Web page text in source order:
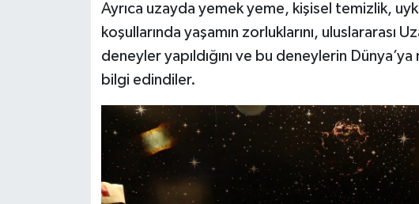
Ayrıca uzayda yemek yeme, kişisel temizlik,
koşullarında yaşamın zorluklarını, uluslararası
deneyler yapıldığını ve bu deneylerin Dünya’ya
bilgi edindiler.